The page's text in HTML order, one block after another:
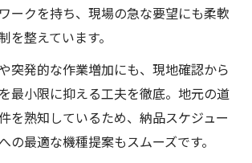
ークを持ち、現場の急な要望にも柔軟
を整えています。
突発的な作業増加にも、現地確認から
最小限に抑える工夫を徹底。地元の道
を熟知しているため、納品スケジュー
の最適な機種提案もスムーズです。